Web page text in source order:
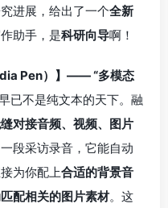
进展，给出了一个全新
助手，是科研向导啊！
Pen）】—— “多模态
已不是纯文本的天下。融
对接音频、视频、图片
段采访录音，它能自动
为你配上合适的背景音
配相关的图片素材。这